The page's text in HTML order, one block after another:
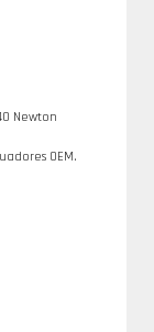
Newton
OEM.